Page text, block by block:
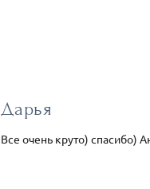
Дарья
Все очень круто) спасибо)